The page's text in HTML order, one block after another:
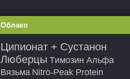
Облако
Ципионат + Сустанон
Люберцы Tимозин Альфа
Вязьма Nitro-Peak Protein